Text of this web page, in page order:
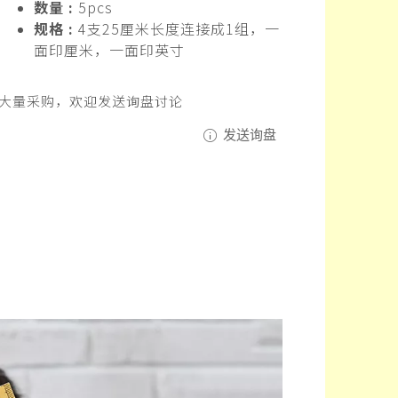
数量 : 5pcs
规格 : 4支25厘米长度连接成1组，一
面印厘米，一面印英寸
量采购，欢迎发送询盘讨论
发送询盘